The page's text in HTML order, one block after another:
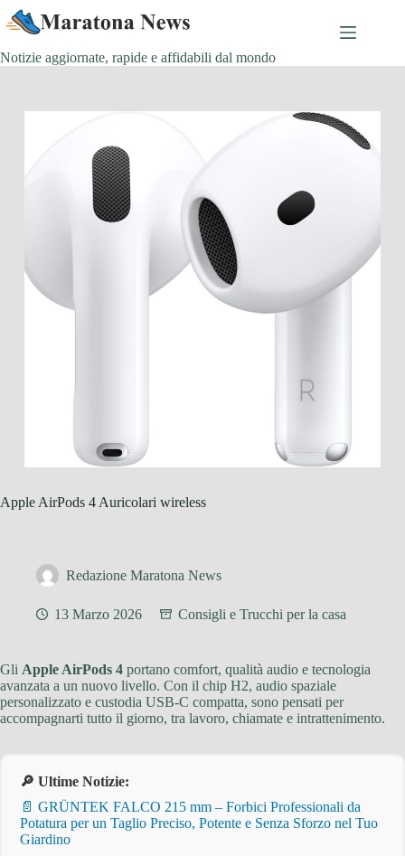
Salta
al
contenuto
Notizie aggiornate, rapide e affidabili dal mondo
Apple AirPods 4 Auricolari wireless
Redazione Maratona News
13 Marzo 2026 Consigli e Trucchi per la casa
Gli Apple AirPods 4 portano comfort, qualità audio e tecnologia
avanzata a un nuovo livello. Con il chip H2, audio spaziale
personalizzato e custodia USB-C compatta, sono pensati per
accompagnarti tutto il giorno, tra lavoro, chiamate e intrattenimento.
🔎 Ultime Notizie:
📄 GRÜNTEK FALCO 215 mm – Forbici Professionali da
Potatura per un Taglio Preciso, Potente e Senza Sforzo nel Tuo
Giardino